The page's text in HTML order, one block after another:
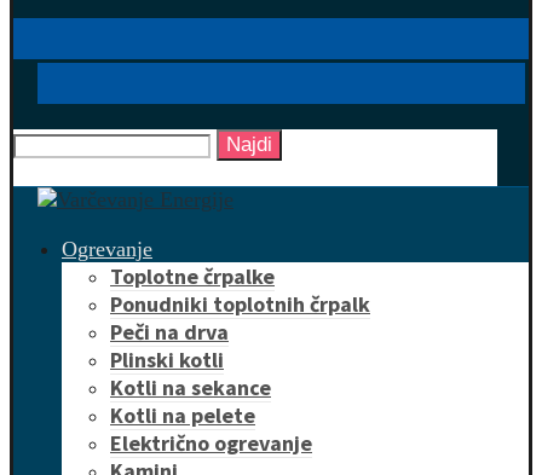
Najdi
Ogrevanje
Toplotne črpalke
Ponudniki toplotnih črpalk
Peči na drva
Plinski kotli
Kotli na sekance
Kotli na pelete
Električno ogrevanje